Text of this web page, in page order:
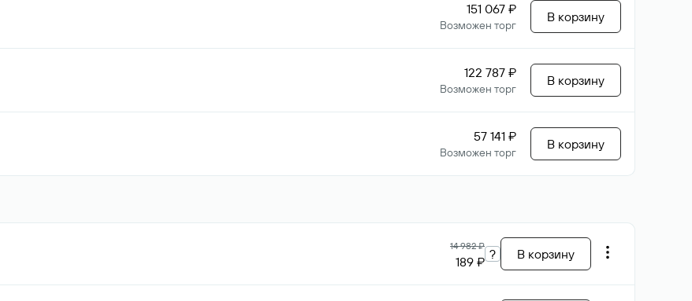
151 067 ₽
Возможен торг
В корзину
122 787 ₽
Возможен торг
В корзину
57 141 ₽
Возможен торг
В корзину
14 982 ₽
189 ₽ ? В корзину